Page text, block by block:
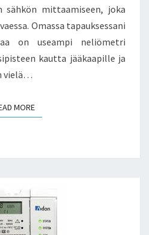
sähkön mittaamiseen, joka
Omassa tapauksessani
on useampi neliömetri
kautta jääkaapille ja
vielä…
MOREREAD MORE